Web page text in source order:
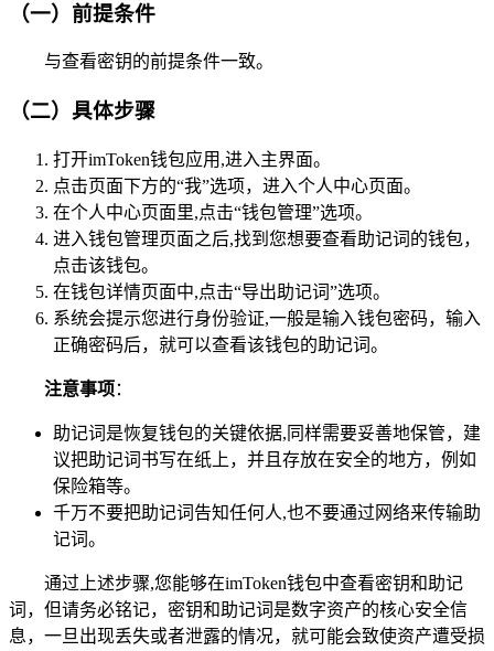
（一）前提条件
与查看密钥的前提条件一致。
（二）具体步骤
打开imToken钱包应用,进入主界面。
点击页面下方的“我”选项，进入个人中心页面。
在个人中心页面里,点击“钱包管理”选项。
进入钱包管理页面之后,找到您想要查看助记词的钱包，
点击该钱包。
在钱包详情页面中,点击“导出助记词”选项。
系统会提示您进行身份验证,一般是输入钱包密码，输入
正确密码后，就可以查看该钱包的助记词。
注意事项 ：
助记词是恢复钱包的关键依据,同样需要妥善地保管，建
议把助记词书写在纸上，并且存放在安全的地方，例如
保险箱等。
千万不要把助记词告知任何人,也不要通过网络来传输助
记词。
通过上述步骤,您能够在imToken钱包中查看密钥和助记
词，但请务必铭记，密钥和助记词是数字资产的核心安全信
息，一旦出现丢失或者泄露的情况，就可能会致使资产遭受损